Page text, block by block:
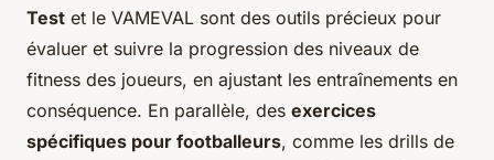
Test et le VAMEVAL sont des outils précieux pour
évaluer et suivre la progression des niveaux de
fitness des joueurs, en ajustant les entraînements en
conséquence. En parallèle, des exercices
spécifiques pour footballeurs, comme les drills de